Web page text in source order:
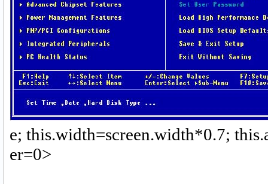
e; this.width=screen.width*0.7;
er=0>